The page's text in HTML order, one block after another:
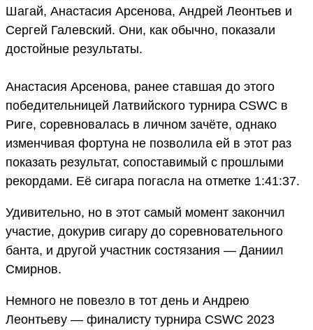
Шагай, Анастасия Арсенова, Андрей Леонтьев и
Сергей Галевский. Они, как обычно, показали
достойные результаты.
Анастасия Арсенова, ранее ставшая до этого
победительницей Латвийского турнира CSWC в
Риге, соревновалась в личном зачёте, однако
изменчивая фортуна не позволила ей в этот раз
показать результат, сопоставимый с прошлыми
рекордами. Её сигара погасла на отметке 1:41:37.
Удивительно, но в этот самый момент закончил
участие, докурив сигару до соревновательного
банта, и другой участник состязания — Даниил
Смирнов.
Немного не повезло в тот день и Андрею
Леонтьеву — финалисту турнира CSWC 2023